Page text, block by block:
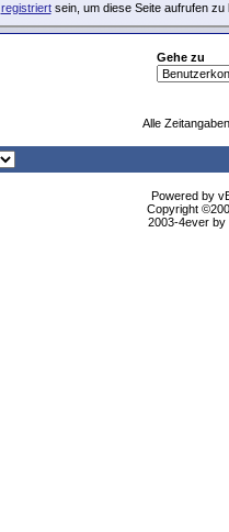
registriertsein, um diese Seite aufrufen zu
Gehe zu
Alle
Powered by
Copyright
2003-4ever by